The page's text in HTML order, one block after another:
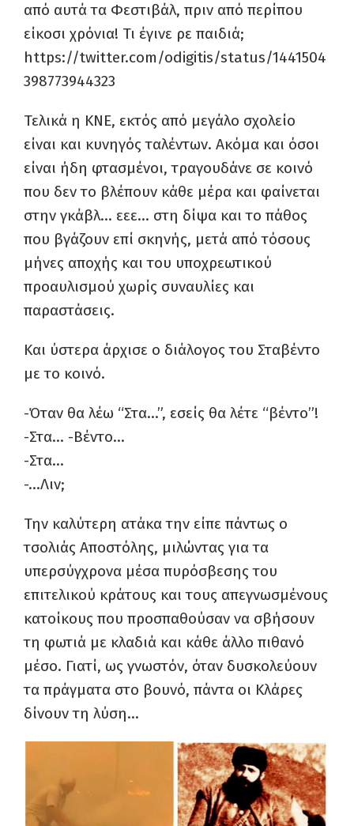
από αυτά τα Φεστιβάλ, πριν από περίπου
είκοσι χρόνια! Τι έγινε ρε παιδιά;
https://twitter.com/odigitis/status/1441504
398773944323
Τελικά η ΚΝΕ, εκτός από μεγάλο σχολείο
είναι και κυνηγός ταλέντων. Ακόμα και όσοι
είναι ήδη φτασμένοι, τραγουδάνε σε κοινό
που δεν το βλέπουν κάθε μέρα και φαίνεται
στην γκάβλ… εεε… στη δίψα και το πάθος
που βγάζουν επί σκηνής, μετά από τόσους
μήνες αποχής και του υποχρεωτικού
προαυλισμού χωρίς συναυλίες και
παραστάσεις.
Και ύστερα άρχισε ο διάλογος του Σταβέντο
με το κοινό.
-Όταν θα λέω “Στα…”, εσείς θα λέτε “βέντο”!
-Στα… -Βέντο…
-Στα…
-…Λιν;
Την καλύτερη ατάκα την είπε πάντως ο
τσολιάς Αποστόλης, μιλώντας για τα
υπερσύγχρονα μέσα πυρόσβεσης του
επιτελικού κράτους και τους απεγνωσμένους
κατοίκους που προσπαθούσαν να σβήσουν
τη φωτιά με κλαδιά και κάθε άλλο πιθανό
μέσο. Γιατί, ως γνωστόν, όταν δυσκολεύουν
τα πράγματα στο βουνό, πάντα οι Κλάρες
δίνουν τη λύση…